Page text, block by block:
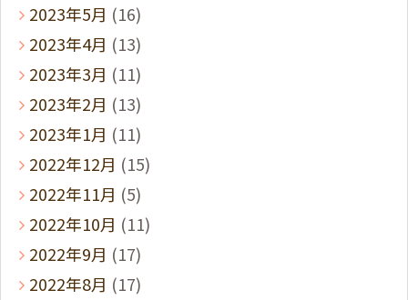
2023年5月 (16)
2023年4月 (13)
2023年3月 (11)
2023年2月 (13)
2023年1月 (11)
2022年12月 (15)
2022年11月 (5)
2022年10月 (11)
2022年9月 (17)
2022年8月 (17)